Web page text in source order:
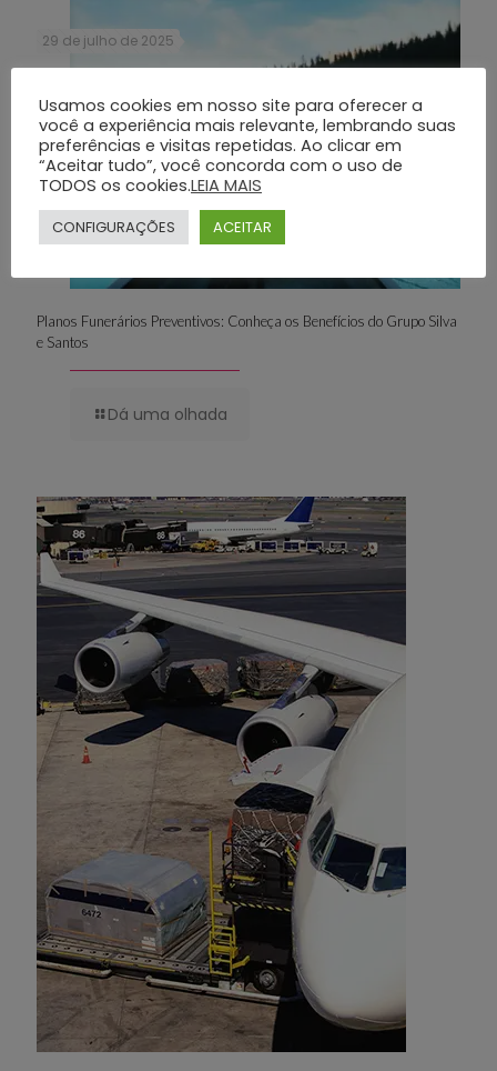
29 de julho de 2025
Planos Funerários Preventivos: Conheça os Benefícios do Grupo Silva
e Santos
Dá uma olhada
Usamos cookies em nosso site para oferecer a
você a experiência mais relevante, lembrando suas
preferências e visitas repetidas. Ao clicar em
“Aceitar tudo”, você concorda com o uso de
TODOS os cookies.LEIA MAIS
CONFIGURAÇÕES ACEITAR